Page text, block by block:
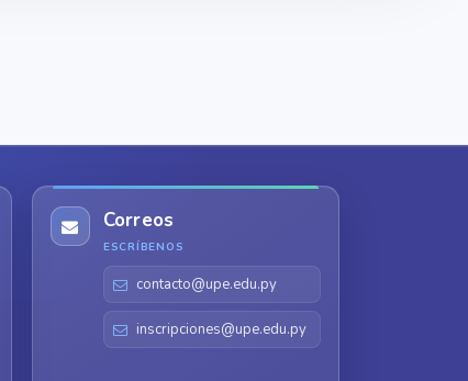
Correos
ESCRÍBENOS
contacto@upe.edu.py
inscripciones@upe.edu.py